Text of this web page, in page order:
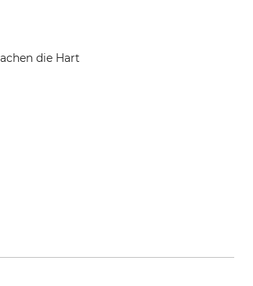
die Hart